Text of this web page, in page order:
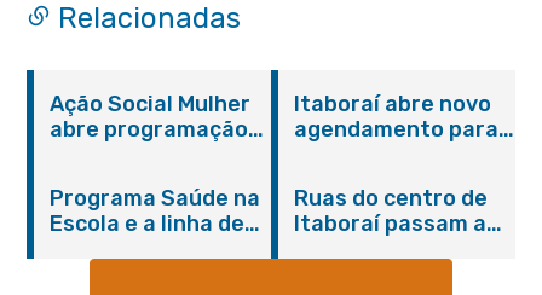
Relacionadas
Ação Social Mulher
abre programação
serviços gratuitos e
orientações
Itaboraí abre novo
agendamento para
Programa Saúde na
Escola e a linha de
Ruas do centro de
Itaboraí passam a